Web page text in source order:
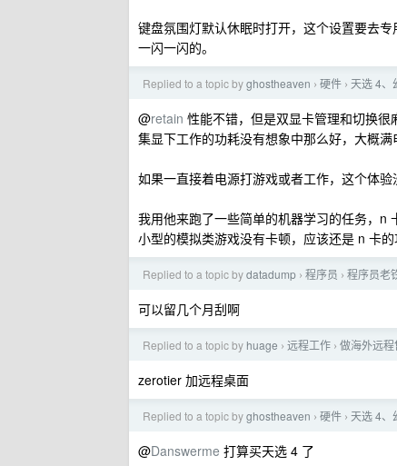
键盘氛围灯默认休眠时打开，这个设置要去
一闪一闪的。
Replied to a topic byghostheaven › 硬件 › 天选 4、
@retain 性能不错，但是双显卡管理和切换
集显下工作的功耗没有想象中那么好，大概满
如果一直接着电源打游戏或者工作，这个体
我用他来跑了一些简单的机器学习的任务，n
小型的模拟类游戏没有卡顿，应该还是 n 卡的
Replied to a topic bydatadump › 程序员 › 程序员老
可以留几个月刮啊
Replied to a topic by huage › 远程工作 › 做海外远程
zerotier 加远程桌面
Replied to a topic byghostheaven › 硬件 › 天选 4、
@Danswerme 打算买天选 4 了